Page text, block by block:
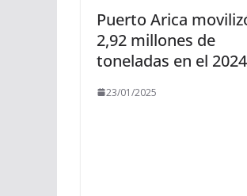
Puerto Arica
2,92 millones de
toneladas en el 2024
23/01/2025